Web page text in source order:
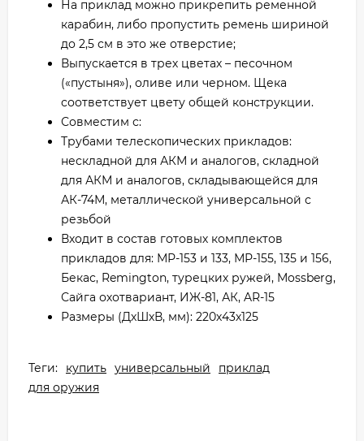
На приклад можно прикрепить ременной
карабин, либо пропустить ремень шириной
до 2,5 см в это же отверстие;
Выпускается в трех цветах – песочном
(«пустыня»), оливе или черном. Щека
соответствует цвету общей конструкции.
Совместим с:
Трубами телескопических прикладов:
нескладной для АКМ и аналогов, складной
для АКМ и аналогов, складывающейся для
АК-74М, металлической универсальной с
резьбой
Входит в состав готовых комплектов
прикладов для: МР-153 и 133, МР-155, 135 и 156,
Бекас, Remington, турецких ружей, Mossberg,
Сайга охотвариант, ИЖ-81, АК, AR-15
Размеры (ДхШхВ, мм): 220х43х125
Теги: купить универсальный
приклад
для оружия